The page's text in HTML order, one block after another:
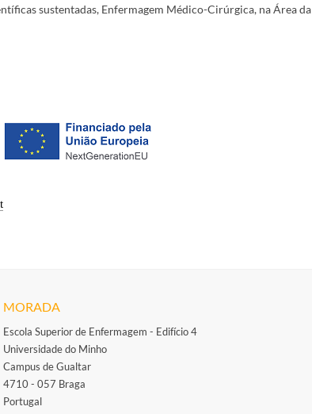
sustentadas, Enfermagem Médico-Cirúrgica, na Área da
MORADA
Escola Superior de Enfermagem - Edifício 4
Universidade do Minho
Campus de Gualtar
4710 - 057 Braga
Portugal